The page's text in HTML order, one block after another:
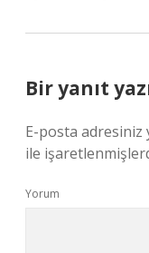
Bir yanıt
E-posta adresiniz
ile
Yorum